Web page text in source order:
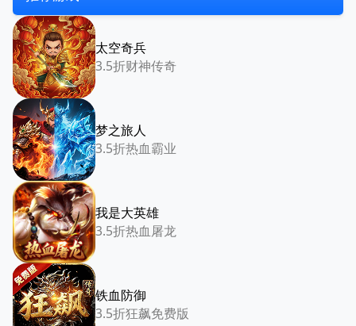
太空奇兵
3.5折财神传奇
梦之旅人
3.5折热血霸业
我是大英雄
3.5折热血屠龙
铁血防御
3.5折狂飙免费版